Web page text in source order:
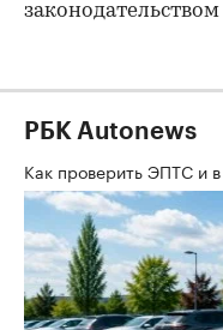
законодательством
РБК Autonews
Как проверить ЭПТС и